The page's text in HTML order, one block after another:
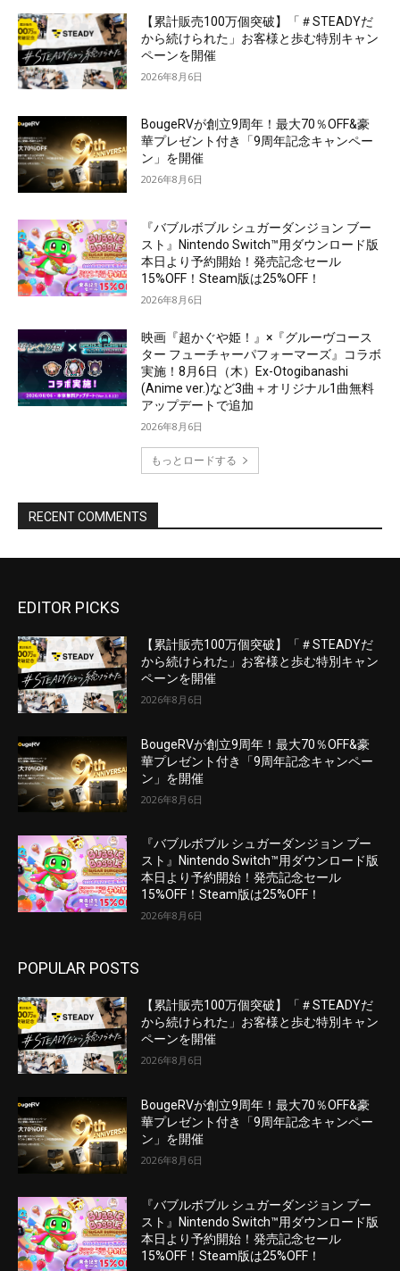
EDITOR PICKS
【累計販売100万個突破】「＃STEADYだ
から続けられた」お客様と歩む特別キャン
ペーンを開催
2026年8月6日
BougeRVが創立9周年！最大70％OFF&豪
華プレゼント付き「9周年記念キャンペー
ン」を開催
2026年8月6日
『バブルボブル シュガーダンジョン ブー
スト』Nintendo Switch™用ダウンロード版
本日より予約開始！発売記念セール
15%OFF！Steam版は25%OFF！
2026年8月6日
POPULAR POSTS
【累計販売100万個突破】「＃STEADYだ
から続けられた」お客様と歩む特別キャン
ペーンを開催
2026年8月6日
BougeRVが創立9周年！最大70％OFF&豪
華プレゼント付き「9周年記念キャンペー
ン」を開催
2026年8月6日
『バブルボブル シュガーダンジョン ブー
スト』Nintendo Switch™用ダウンロード版
本日より予約開始！発売記念セール
15%OFF！Steam版は25%OFF！